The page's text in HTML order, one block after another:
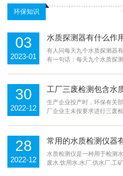
环保知识
03
2023-01
水质探测器有什么作
有人问每天九个水质探测器
有一句话：每天九个水质探
开发新的水质检测技术。无
了解当前测试样品水质状况
30
2022-12
工厂三废检测包含水
生产企业投产时，环保有关
厂企业主未按要求进行三废
许可证规定定期检测排放的
放信息。东莞市生态管理局
28
2022-12
常用的水质检测仪器
水质检测仪是一种用于检测
废水.饮用水.水厂.供水厂.工